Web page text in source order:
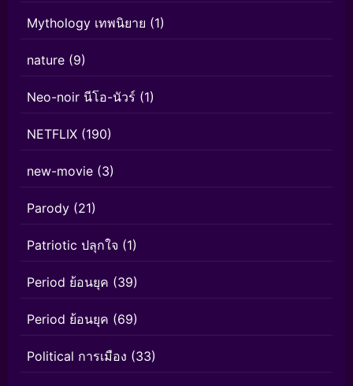
Mythology เทพนิยาย (1)
nature (9)
Neo-noir นีโอ-นัวร์ (1)
NETFLIX (190)
new-movie (3)
Parody (21)
Patriotic ปลุกใจ (1)
Period ย้อนยุค (39)
Period ย้อนยุค (69)
Political การเมือง (33)